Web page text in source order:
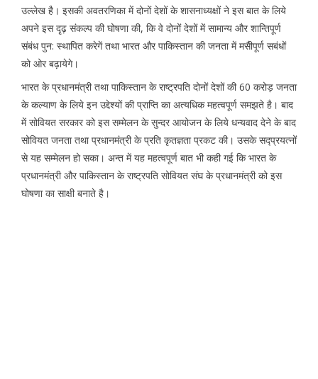
उल्लेख है। इसकी अवतरणिका में दोनों देशों के शासनाध्यक्षों ने इस बात के लिये
अपने इस दृढ़ संकल्प की घोषणा की, कि वे दोनों देशों में सामान्य और शान्तिपूर्ण
संबंध पुन: स्थापित करेगें तथा भारत और पाकिस्तान की जनता में मसैीपूर्ण सबंधों
को ओर बढ़ायेगे।
भारत के प्रधानमंत्री तथा पाकिस्तान के राष्ट्रपति दोनों देशों की 60 करोड़ जनता
के कल्याण के लिये इन उद्देश्यों की प्राप्ति का अत्यधिक महत्वपूर्ण समझते है। बाद
में सोवियत सरकार को इस सम्मेलन के सुन्दर आयोजन के लिये धन्यवाद देने के बाद
सोवियत जनता तथा प्रधानमंत्री के प्रति कृतज्ञता प्रकट की। उसके सद्प्रयत्नों
से यह सम्मेलन हो सका। अन्त में यह महत्वपूर्ण बात भी कही गई कि भारत के
प्रधानमंत्री और पाकिस्तान के राष्ट्रपति सोवियत संघ के प्रधानमंत्री को इस
घोषणा का साक्षी बनाते है।